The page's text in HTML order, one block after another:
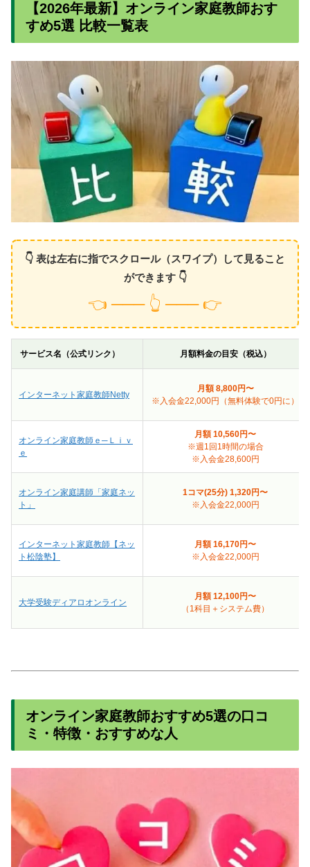
【2026年最新】オンライン家庭教師おす
すめ5選 比較一覧表
👇 表は左右に指でスクロール（スワイプ）して見ること
ができます 👇
👈 ─── 👆 ─── 👉
サービス名（公式リンク） 月額料金の目安（税込）
インターネット家庭教師Netty
月額 8,800円〜
※入会金22,000円（無料体験で0円に）
オンライン家庭教師ｅ─Ｌｉｖ
ｅ
月額 10,560円〜
※週1回1時間の場合
※入会金28,600円
オンライン家庭講師「家庭ネッ
ト」
1コマ(25分) 1,320円〜
※入会金22,000円
インターネット家庭教師【ネッ
ト松陰塾】
月額 16,170円〜
※入会金22,000円
大学受験ディアロオンライン
月額 12,100円〜
（1科目＋システム費）
オンライン家庭教師おすすめ5選の口コ
ミ・特徴・おすすめな人